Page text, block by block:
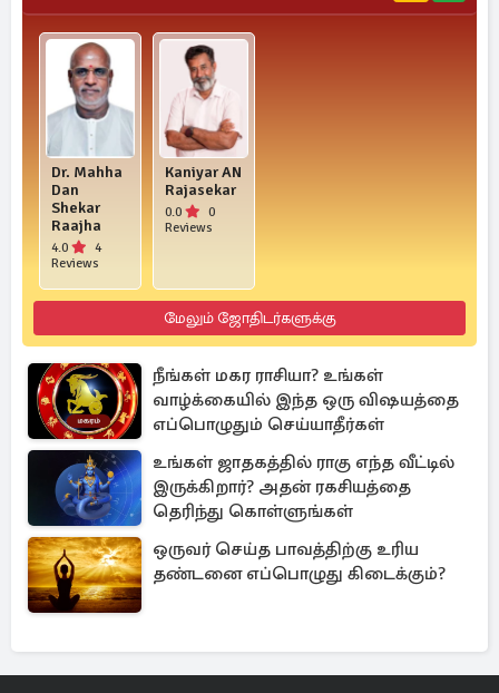
Dr. Mahha
Dan
Shekar
Raajha
4.0
4
Reviews
Kaniyar AN
Rajasekar
0.0
0
Reviews
மேலும் ஜோதிடர்களுக்கு
நீங்கள் மகர ராசியா? உங்கள்
வாழ்க்கையில் இந்த ஒரு விஷயத்தை
எப்பொழுதும் செய்யாதீர்கள்
உங்கள் ஜாதகத்தில் ராகு எந்த வீட்டில்
இருக்கிறார்? அதன் ரகசியத்தை
தெரிந்து கொள்ளுங்கள்
ஒருவர் செய்த பாவத்திற்கு உரிய
தண்டனை எப்பொழுது கிடைக்கும்?